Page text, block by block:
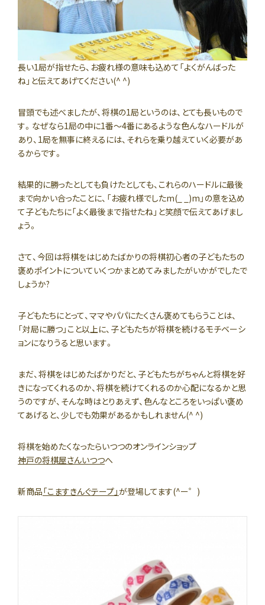
長い1局が指せたら、お疲れ様の意味も込めて「よくがんばった
ね」と伝えてあげてください(^ ^)
冒頭でも述べましたが、将棋の1局というのは、とても長いもので
す。なぜなら1局の中に1番〜4番にあるような色んなハードルが
あり、1局を無事に終えるには、それらを乗り越えていく必要があ
るからです。
結果的に勝ったとしても負けたとしても、これらのハードルに最後
まで向かい合ったことに、「お疲れ様でしたm(_ _)m」の意を込め
て子どもたちに「よく最後まで指せたね」と笑顔で伝えてあげまし
ょう。
さて、今回は将棋をはじめたばかりの将棋初心者の子どもたちの
褒めポイントについていくつかまとめてみましたがいかがでしたで
しょうか?
子どもたちにとって、ママやパパにたくさん褒めてもらうことは、
「対局に勝つ」こと以上に、子どもたちが将棋を続けるモチベーシ
ョンになりうると思います。
まだ、将棋をはじめたばかりだと、子どもたちがちゃんと将棋を好
きになってくれるのか、将棋を続けてくれるのか心配になるかと思
うのですが、そんな時はとりあえず、色んなところをいっぱい褒め
てあげると、少しでも効果があるかもしれません(^ ^)
将棋を始めたくなったらいつつのオンラインショップ
神戸の将棋屋さんいつつへ
新商品「こますきんぐテープ」が登場してます(^ー゜)